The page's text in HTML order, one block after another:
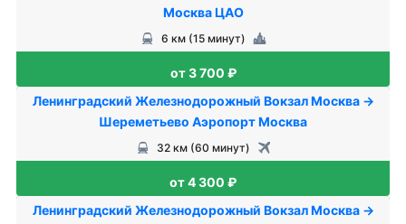
Москва ЦАО
6 км (15 минут)
от 3 700 ₽
Ленинградский Железнодорожный Вокзал Москва →
Шереметьево Аэропорт Москва
32 км (60 минут)
от 4 300 ₽
Ленинградский Железнодорожный Вокзал Москва →